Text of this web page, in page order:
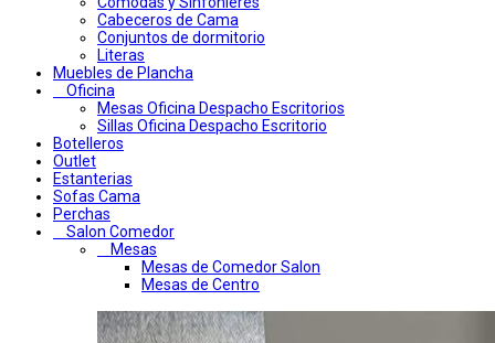
Cabeceros de Cama
Conjuntos de dormitorio
Literas
Muebles de Plancha
Oficina
Mesas Oficina Despacho Escritorios
Sillas Oficina Despacho Escritorio
Botelleros
Outlet
Estanterias
Sofas Cama
Perchas
Salon Comedor
Mesas
Mesas de Comedor Salon
Mesas de Centro